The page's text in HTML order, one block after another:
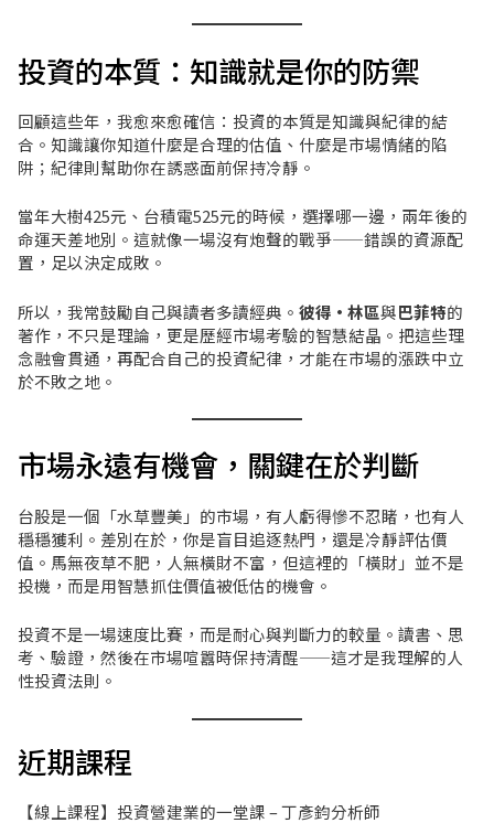
投資的本質：知識就是你的防禦
回顧這些年，我愈來愈確信：投資的本質是知識與紀律的結
合。知識讓你知道什麼是合理的估值、什麼是市場情緒的陷
阱；紀律則幫助你在誘惑面前保持冷靜。
當年大樹425元、台積電525元的時候，選擇哪一邊，兩年後的
命運天差地別。這就像一場沒有炮聲的戰爭——錯誤的資源配
置，足以決定成敗。
所以，我常鼓勵自己與讀者多讀經典。 彼得·林區與巴菲特的
著作，不只是理論，更是歷經市場考驗的智慧結晶。把這些理
念融會貫通，再配合自己的投資紀律，才能在市場的漲跌中立
於不敗之地。
市場永遠有機會，關鍵在於判斷
台股是一個「水草豐美」的市場，有人虧得慘不忍睹，也有人
穩穩獲利。差別在於，你是盲目追逐熱門，還是冷靜評估價
值。馬無夜草不肥，人無橫財不富，但這裡的「橫財」並不是
投機，而是用智慧抓住價值被低估的機會。
投資不是一場速度比賽，而是耐心與判斷力的較量。讀書、思
考、驗證，然後在市場喧囂時保持清醒——這才是我理解的人
性投資法則。
近期課程
【線上課程】投資營建業的一堂課 – 丁彥鈞分析師